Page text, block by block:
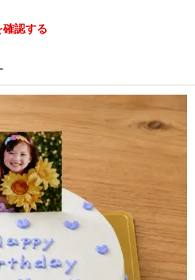
確認する